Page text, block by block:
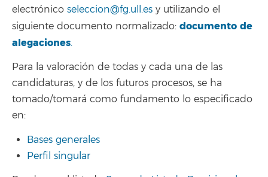
electrónico seleccion@fg.ull.es y utilizando el
siguiente documento normalizado: documento de
alegaciones.
Para la valoración de todas y cada una de las
candidaturas, y de los futuros procesos, se ha
tomado/tomará como fundamento lo especificado
en:
Bases generales
Perfil singular